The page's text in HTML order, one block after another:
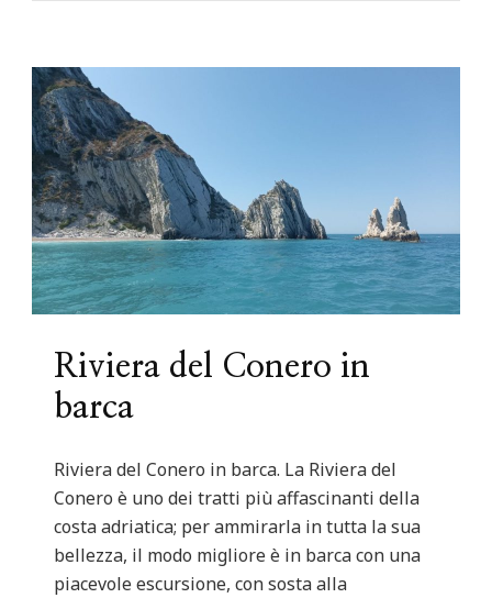
Riviera del Conero in
barca
Riviera del Conero in barca. La Riviera del
Conero è uno dei tratti più affascinanti della
costa adriatica; per ammirarla in tutta la sua
bellezza, il modo migliore è in barca con una
piacevole escursione, con sosta alla